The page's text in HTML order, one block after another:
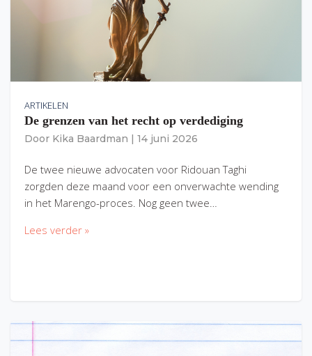
ARTIKELEN
De grenzen van het recht op verdediging
Door Kika Baardman 14 juni 2026
De twee nieuwe advocaten voor Ridouan Taghi
zorgden deze maand voor een onverwachte wending
in het Marengo-proces. Nog geen twee…
Lees verder »